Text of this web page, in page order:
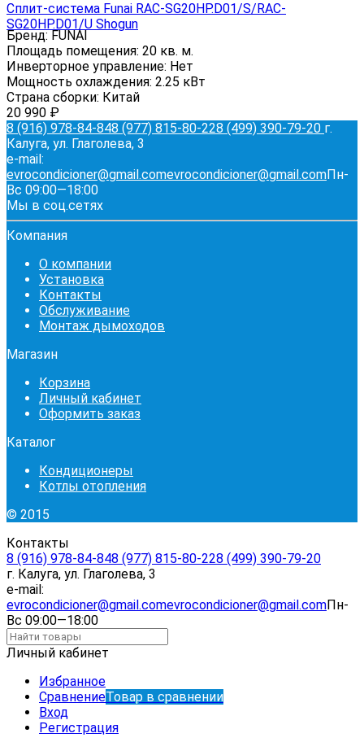
Сплит-система Funai RAC-SG20HP.D01/S/RAC-
SG20HP.D01/U Shogun
Бренд: FUNAI
Площадь помещения: 20 кв. м.
Инверторное управление: Нет
Мощность охлаждения: 2.25 кВт
Страна сборки: Китай
20 990 ₽
8 (916) 978-84-848 (977) 815-80-228 (499) 390-79-20 г.
Калуга, ул. Глаголева, 3
e-mail:
evrocondicioner@gmail.comevrocondicioner@gmail.comПн-
Вс 09:00—18:00
Мы в соц.сетях
Компания
О компании
Установка
Контакты
Обслуживание
Монтаж дымоходов
Магазин
Корзина
Личный кабинет
Оформить заказ
Каталог
Кондиционеры
Котлы отопления
© 2015
Контакты
8 (916) 978-84-848 (977) 815-80-228 (499) 390-79-20
г. Калуга, ул. Глаголева, 3
e-mail:
evrocondicioner@gmail.comevrocondicioner@gmail.comПн-
Вс 09:00—18:00
Личный кабинет
Избранное
СравнениеТовар в сравнении
Вход
Регистрация